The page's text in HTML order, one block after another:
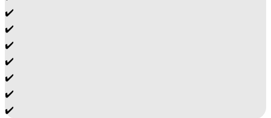
✔️
✔️
✔️
✔️
✔️
✔️
✔️